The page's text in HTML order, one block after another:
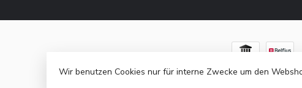
Wir benutzen Cookies nur für interne Zwecke um den